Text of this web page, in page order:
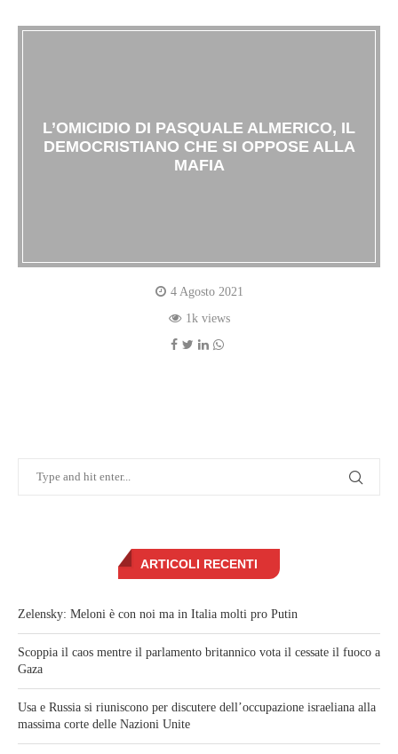
L’OMICIDIO DI PASQUALE ALMERICO, IL
DEMOCRISTIANO CHE SI OPPOSE ALLA
MAFIA
4 Agosto 2021
1k views
ARTICOLI RECENTI
Zelensky: Meloni è con noi ma in Italia molti pro Putin
Scoppia il caos mentre il parlamento britannico vota il cessate il fuoco a
Gaza
Usa e Russia si riuniscono per discutere dell’occupazione israeliana alla
massima corte delle Nazioni Unite